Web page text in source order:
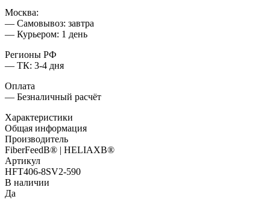
Москва:
— Самовывоз: завтра
— Курьером: 1 день
Регионы РФ
— ТК: 3-4 дня
Оплата
— Безналичный расчёт
Характеристики
Общая информация
Производитель
FiberFeedВ® | HELIAXВ®
Артикул
HFT406-8SV2-590
В наличии
Да